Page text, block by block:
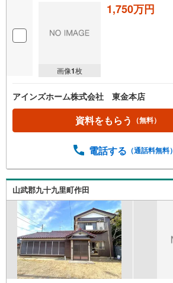
画像1枚
1,750万円
アインズホーム株式会社 東金本店
資料をもらう （無料）
電話する （通話料無料）
山武郡九十九里町作田